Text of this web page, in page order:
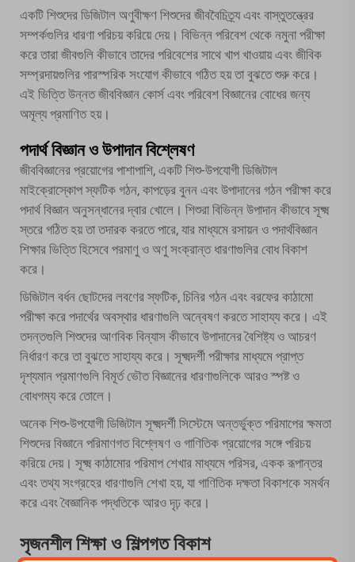
একটি শিশুদের ডিজিটাল অণুবীক্ষণ শিশুদের জীববৈচিত্র্য এবং বাস্তুতন্ত্রের
সম্পর্কগুলির ধারণা পরিচয় করিয়ে দেয়। বিভিন্ন পরিবেশ থেকে নমুনা পরীক্ষা
করে তারা জীবগুলি কীভাবে তাদের পরিবেশের সাথে খাপ খাওয়ায় এবং জীবিক
সম্প্রদায়গুলির পারস্পরিক সংযোগ কীভাবে গঠিত হয় তা বুঝতে শুরু করে।
এই ভিত্তি উন্নত জীববিজ্ঞান কোর্স এবং পরিবেশ বিজ্ঞানের বোধের জন্য
অমূল্য প্রমাণিত হয়।
পদার্থ বিজ্ঞান ও উপাদান বিশ্লেষণ
জীববিজ্ঞানের প্রয়োগের পাশাপাশি, একটি শিশু-উপযোগী ডিজিটাল
মাইক্রোস্কোপ স্ফটিক গঠন, কাপড়ের বুনন এবং উপাদানের গঠন পরীক্ষা করে
পদার্থ বিজ্ঞান অনুসন্ধানের দ্বার খোলে। শিশুরা বিভিন্ন উপাদান কীভাবে সূক্ষ্ম
স্তরে গঠিত হয় তা তদারক করতে পারে, যার মাধ্যমে রসায়ন ও পদার্থবিজ্ঞান
শিক্ষার ভিত্তি হিসেবে পরমাণু ও অণু সংক্রান্ত ধারণাগুলির বোধ বিকাশ
করে।
ডিজিটাল বর্ধন ছোটদের লবণের স্ফটিক, চিনির গঠন এবং বরফের কাঠামো
পরীক্ষা করে পদার্থের অবস্থার ধারণাগুলি অন্বেষণ করতে সাহায্য করে। এই
তদন্তগুলি শিশুদের আণবিক বিন্যাস কীভাবে উপাদানের বৈশিষ্ট্য ও আচরণ
নির্ধারণ করে তা বুঝতে সাহায্য করে। সূক্ষ্মদর্শী পরীক্ষার মাধ্যমে প্রাপ্ত
দৃশ্যমান প্রমাণগুলি বিমূর্ত ভৌত বিজ্ঞানের ধারণাগুলিকে আরও স্পষ্ট ও
বোধগম্য করে তোলে।
অনেক শিশু-উপযোগী ডিজিটাল সূক্ষ্মদর্শী সিস্টেমে অন্তর্ভুক্ত পরিমাপের ক্ষমতা
শিশুদের বিজ্ঞানে পরিমাণগত বিশ্লেষণ ও গাণিতিক প্রয়োগের সঙ্গে পরিচয়
করিয়ে দেয়। সূক্ষ্ম কাঠামোর পরিমাপ শেখার মাধ্যমে পরিসর, একক রূপান্তর
এবং তথ্য সংগ্রহের ধারণাগুলি শেখা হয়, যা গাণিতিক দক্ষতা বিকাশকে সমর্থন
করে এবং বৈজ্ঞানিক পদ্ধতিকে আরও দৃঢ় করে।
সৃজনশীল শিক্ষা ও শিল্পগত বিকাশ